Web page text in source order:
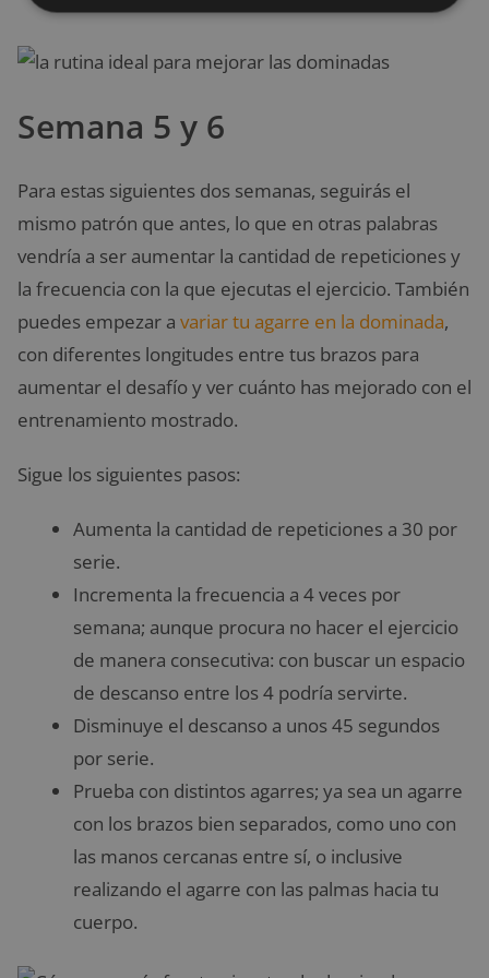
Semana 5 y 6
Para estas siguientes dos semanas, seguirás el
mismo patrón que antes, lo que en otras palabras
vendría a ser aumentar la cantidad de repeticiones y
la frecuencia con la que ejecutas el ejercicio. También
puedes empezar a variar tu agarre en la dominada,
con diferentes longitudes entre tus brazos para
aumentar el desafío y ver cuánto has mejorado con el
entrenamiento mostrado.
Sigue los siguientes pasos:
Aumenta la cantidad de repeticiones a 30 por
serie.
Incrementa la frecuencia a 4 veces por
semana; aunque procura no hacer el ejercicio
de manera consecutiva: con buscar un espacio
de descanso entre los 4 podría servirte.
Disminuye el descanso a unos 45 segundos
por serie.
Prueba con distintos agarres; ya sea un agarre
con los brazos bien separados, como uno con
las manos cercanas entre sí, o inclusive
realizando el agarre con las palmas hacia tu
cuerpo.